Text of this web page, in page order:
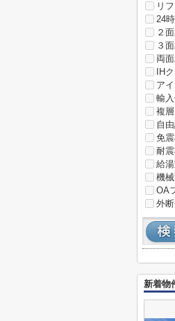
リ
24
２
３
両
IH
ア
輸
複
自
免
耐
給
機
OA
外
新着物